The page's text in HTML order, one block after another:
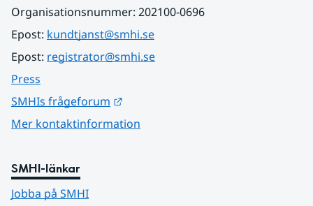
Organisationsnummer: 202100-0696
Epost: kundtjanst@smhi.se
Epost: registrator@smhi.se
Press
SMHIs frågeforum
Mer kontaktinformation
SMHI-länkar
Jobba på SMHI